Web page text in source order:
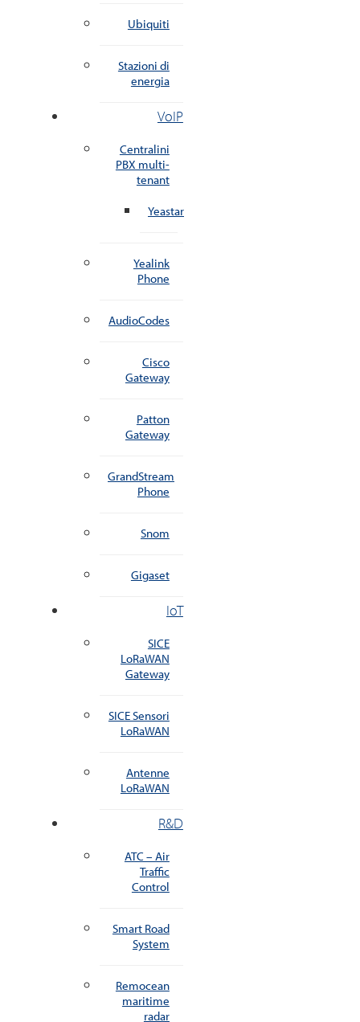
Ubiquiti
Stazioni di
energia
VoIP
Centralini
PBX multi-
tenant
Yeastar
Yealink
Phone
AudioCodes
Cisco
Gateway
Patton
Gateway
GrandStream
Phone
Snom
Gigaset
IoT
SICE
LoRaWAN
Gateway
SICE Sensori
LoRaWAN
Antenne
LoRaWAN
R&D
ATC – Air
Traffic
Control
Smart Road
System
Remocean
maritime
radar